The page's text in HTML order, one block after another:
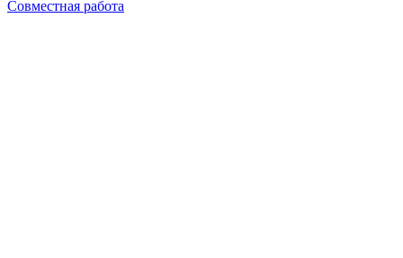
Совместная работа